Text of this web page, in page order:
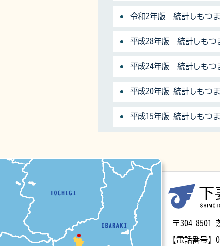
令和2年版 統計しもつま
平成28年版 統計しもつ
平成24年版 統計しもつ
平成20年版 統計しもつま
平成15年版 統計しもつま
〒304-8501
【電話番号】